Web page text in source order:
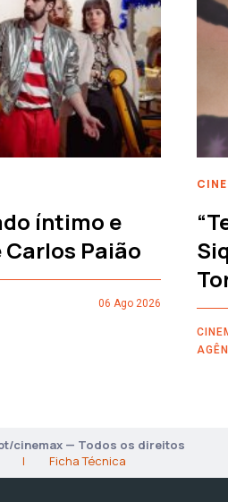
íntimo e
Paião
06 Ago 2026
cinemax — Todos os direitos
| Ficha Técnica